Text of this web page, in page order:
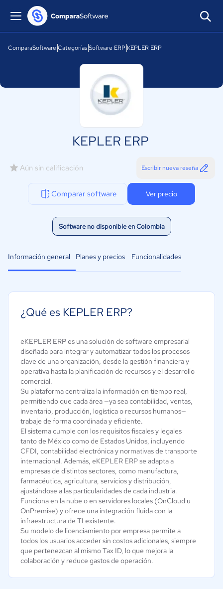
ComparaSoftware CategoríasSoftware ERP KEPLER ERP
KEPLER ERP
Aún sin calificación Escribir nueva reseña
Comparar software Ver precio
Software no disponible en Colombia
Información general Planes y precios Funcionalidades
¿Qué es KEPLER ERP?
eKEPLER ERP es una solución de software empresarial
diseñada para integrar y automatizar todos los procesos
clave de una organización, desde la gestión financiera y
operativa hasta la planificación de recursos y el desarrollo
comercial.
Su plataforma centraliza la información en tiempo real,
permitiendo que cada área —ya sea contabilidad, ventas,
inventario, producción, logística o recursos humanos—
trabaje de forma coordinada y eficiente.
El sistema cumple con los requisitos fiscales y legales
tanto de México como de Estados Unidos, incluyendo
CFDI, contabilidad electrónica y normativas de transporte
internacional. Además, eKEPLER ERP se adapta a
empresas de distintos sectores, como manufactura,
farmacéutica, agricultura, servicios y distribución,
ajustándose a las particularidades de cada industria.
Funciona en la nube o en servidores locales (OnCloud u
OnPremise) y ofrece una integración fluida con la
infraestructura de TI existente.
Su modelo de licenciamiento por empresa permite a
todos los usuarios acceder sin costos adicionales, siempre
que pertenezcan al mismo Tax ID, lo que mejora la
colaboración y reduce gastos de operación.